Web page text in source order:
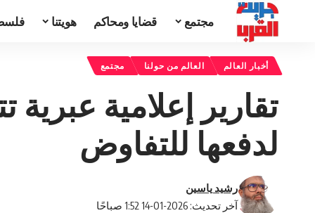
مجتمع قضايا ومحاكم هويتنا
أخبار العالم العالم من حولنا مجتمع
تقارير إعلامية
لدفعها للتفاوض
آخر تحديث: 2026-01-14 1:52 صباحًا
رشيد ياسين